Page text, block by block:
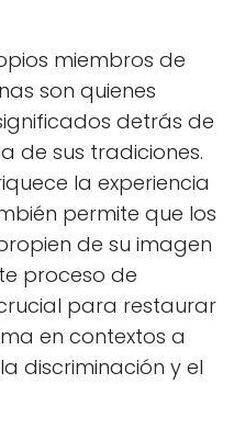
miembros de
son quienes
detrás de
de sus tradiciones.
la experiencia
permite que los
de su imagen
proceso de
para restaurar
en contextos a
discriminación y el